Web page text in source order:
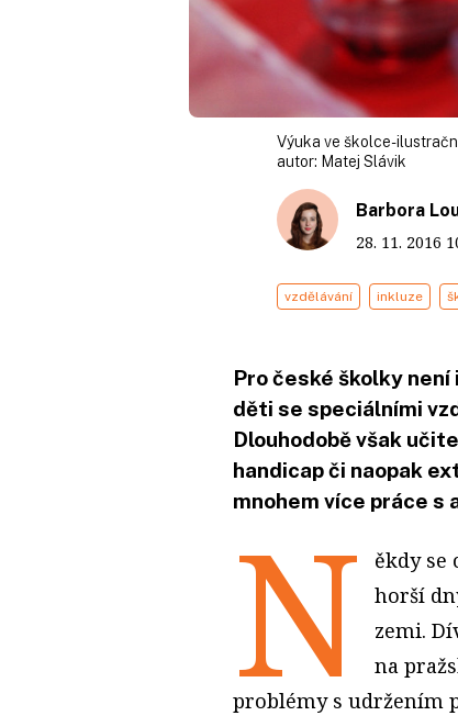
Výuka ve školce-
autor: Matej Slávik
Barbora
28. 11. 2016
vzdělávání inkluze
Pro české školky
děti se speciálními
Dlouhodobě však
handicap či naopak
mnohem více práce s
N
ěkdy se
horší
zemi.
na
problémy s udržením